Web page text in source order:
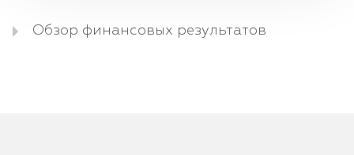
Обзор финансовых результатов